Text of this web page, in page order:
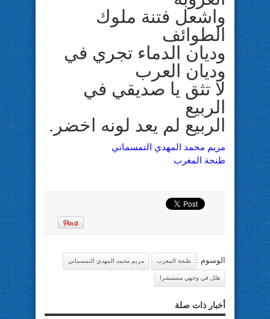
واشعل فتنة ملوك
الطوائف
وديان الدماء تجري في
وديان العرب
لا تثق يا صديقي في
الربيع
الربيع لم يعد لونه اخضر.
مريم محمد المهدي التمسماني
طنجة المغرب
الوسوم : طنجة المغرب مريم محمد المهدي التمسماني
هلل في وجهي مستبشرا
أخبار ذات صلة